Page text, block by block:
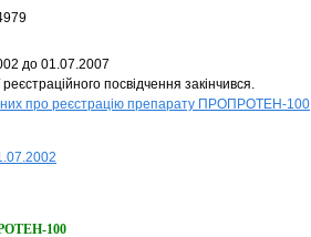
до 01.07.2007
реєстраційного посвідчення закінчився.
про реєстрацію препарату ПРОПРОТЕН-100
100